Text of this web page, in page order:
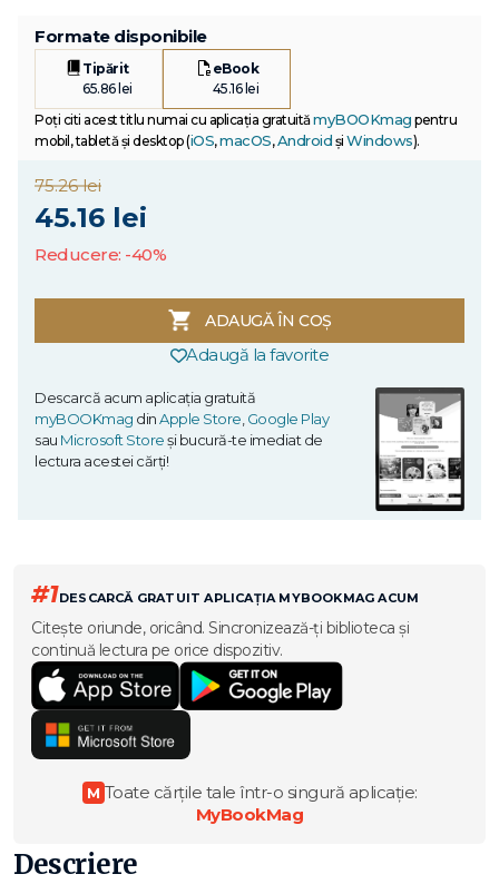
Formate disponibile
Tipărit
65.86 lei
eBook
45.16 lei
Poți citi acest titlu numai cu aplicația gratuitămyBOOKmag pentru
mobil, tabletă și desktop (iOS,macOS,Android și Windows).
75.26 lei
45.16 lei
Reducere: -40%
ADAUGĂ ÎN COȘ
Adaugă la favorite
Descarcă acum aplicația gratuită
myBOOKmag dinApple Store,Google Play
sau Microsoft Storeși bucură-te imediat de
lectura acestei cărți!
#1DESCARCĂ GRATUIT APLICAȚIA MYBOOKMAG ACUM
Citește oriunde, oricând. Sincronizează-ți biblioteca și
continuă lectura pe orice dispozitiv.
M Toate cărțile tale într-o singură aplicație:
MyBookMag
Descriere